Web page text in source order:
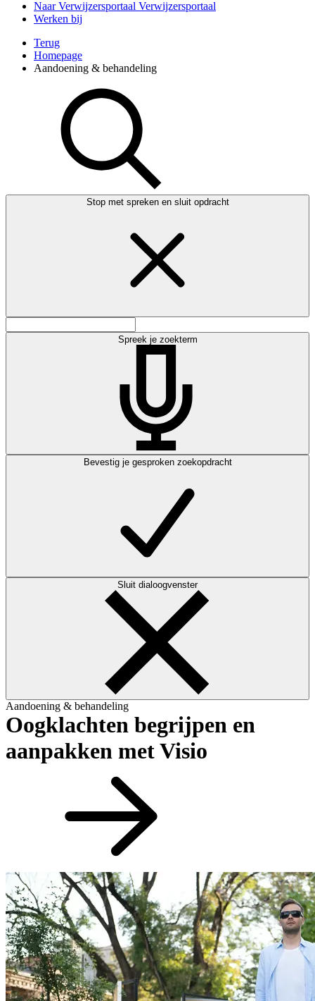
Naar Verwijzersportaal Verwijzersportaal
Werken bij
Terug
Homepage
Aandoening & behandeling
Stop met spreken en sluit opdracht
Spreek je zoekterm
Bevestig je gesproken zoekopdracht
Sluit dialoogvenster
Aandoening & behandeling
Oogklachten begrijpen en
aanpakken met Visio